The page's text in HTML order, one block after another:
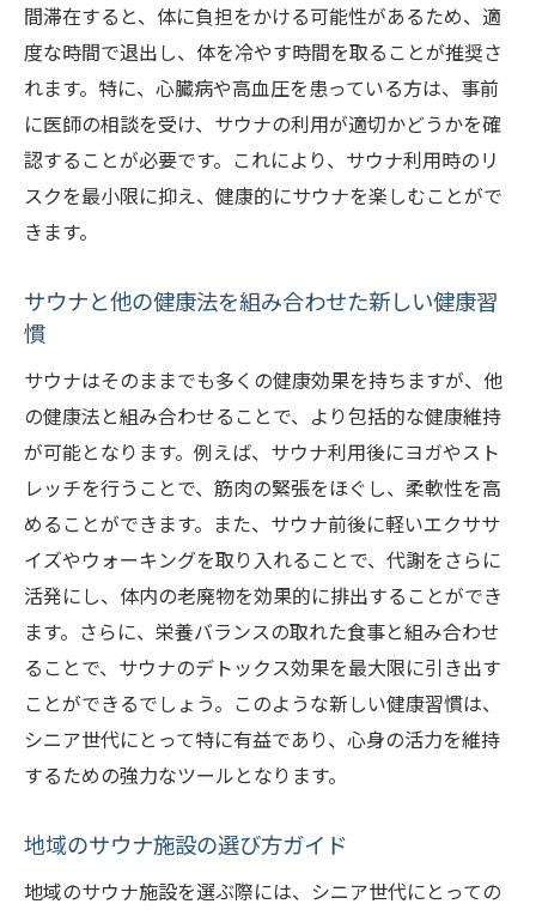
サウナでのコミュニケーションが生む心理
的効果
サウナ利用がもたらす活力とエネルギーの
向上
サウナを通じたシニアの健康的な老化プロ
セス
シニアライフスタイルの新しいトレンドと
サウナで得られる充実した日常生活のヒン
ト
サウナがもたらす社会的なつながりとその
重要性
サウナを利用したシニアの生活習慣改善
サウナが提供する心の余裕と幸福感
サウナを活用した健康的で充実した老後生
活
サウナを通じたシニアの健康促進のヒント
サウナの健康効果を引き出すための方法
サウナ後の栄養補給と効果的な水分補給
法
サウナ利用を通じた新しい趣味の発見
間滞在すると、体に負担をかける可能性があるため、適
度な時間で退出し、体を冷やす時間を取ることが推奨さ
れます。特に、心臓病や高血圧を患っている方は、事前
に医師の相談を受け、サウナの利用が適切かどうかを確
認することが必要です。これにより、サウナ利用時のリ
スクを最小限に抑え、健康的にサウナを楽しむことがで
きます。
サウナと他の健康法を組み合わせた新しい健康習
慣
サウナはそのままでも多くの健康効果を持ちますが、他
の健康法と組み合わせることで、より包括的な健康維持
が可能となります。例えば、サウナ利用後にヨガやスト
レッチを行うことで、筋肉の緊張をほぐし、柔軟性を高
めることができます。また、サウナ前後に軽いエクササ
イズやウォーキングを取り入れることで、代謝をさらに
活発にし、体内の老廃物を効果的に排出することができ
ます。さらに、栄養バランスの取れた食事と組み合わせ
ることで、サウナのデトックス効果を最大限に引き出す
ことができるでしょう。このような新しい健康習慣は、
シニア世代にとって特に有益であり、心身の活力を維持
するための強力なツールとなります。
地域のサウナ施設の選び方ガイド
地域のサウナ施設を選ぶ際には、シニア世代にとっての